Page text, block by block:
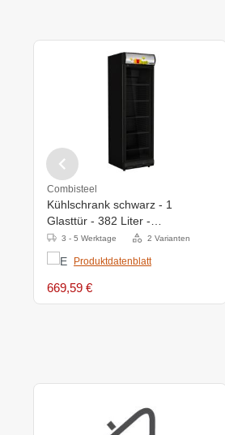
Combisteel
Kühlschrank schwarz - 1
Glasttür - 382 Liter -
595x650x(h)2000mm
3 - 5 Werktage 2 Varianten
Produktdatenblatt
669,59 €